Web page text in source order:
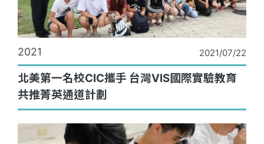
2021 2021/07/22
北美第一名校CIC攜手 台灣VIS國際實驗教育
共推菁英通道計劃